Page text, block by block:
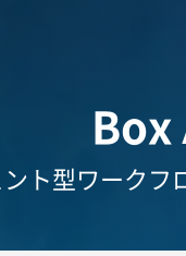
ト型ワークフ